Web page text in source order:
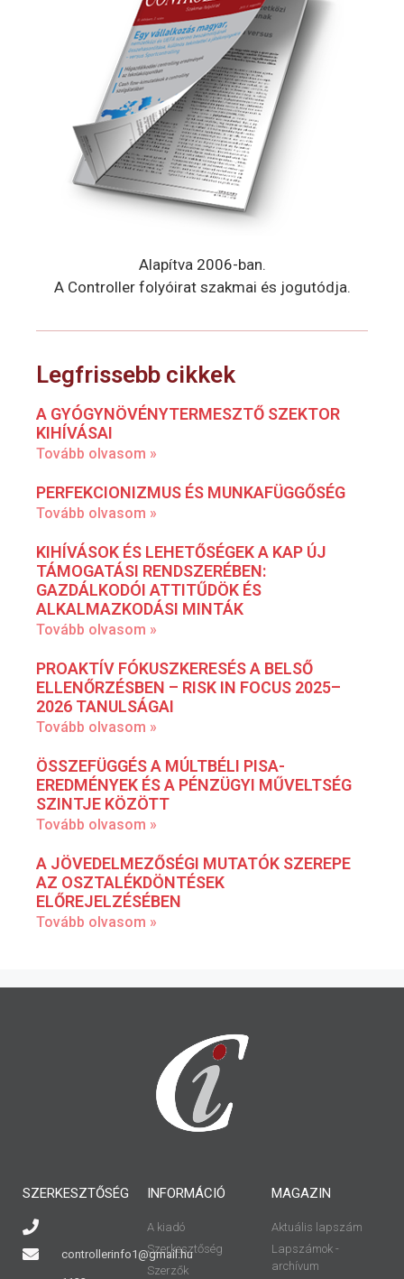
Alapítva 2006-ban.
A Controller folyóirat szakmai és jogutódja.
Legfrissebb cikkek
A GYÓGYNÖVÉNYTERMESZTŐ SZEKTOR
KIHÍVÁSAI
Tovább olvasom »
PERFEKCIONIZMUS ÉS MUNKAFÜGGŐSÉG
Tovább olvasom »
KIHÍVÁSOK ÉS LEHETŐSÉGEK A KAP ÚJ
TÁMOGATÁSI RENDSZERÉBEN:
GAZDÁLKODÓI ATTITŰDÖK ÉS
ALKALMAZKODÁSI MINTÁK
Tovább olvasom »
PROAKTÍV FÓKUSZKERESÉS A BELSŐ
ELLENŐRZÉSBEN – RISK IN FOCUS 2025–
2026 TANULSÁGAI
Tovább olvasom »
ÖSSZEFÜGGÉS A MÚLTBÉLI PISA-
EREDMÉNYEK ÉS A PÉNZÜGYI MŰVELTSÉG
SZINTJE KÖZÖTT
Tovább olvasom »
A JÖVEDELMEZŐSÉGI MUTATÓK SZEREPE
AZ OSZTALÉKDÖNTÉSEK
ELŐREJELZÉSÉBEN
Tovább olvasom »
SZERKESZTŐSÉG
controllerinfo1@gmail.hu
INFORMÁCIÓ
A kiadó
Szerkesztőség
Szerzők
MAGAZIN
Aktuális lapszám
Lapszámok -
archívum